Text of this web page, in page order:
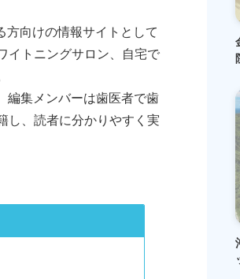
方向けの情報サイトとして
イトニングサロン、自宅で
編集メンバーは歯医者で歯
し、読者に分かりやすく実